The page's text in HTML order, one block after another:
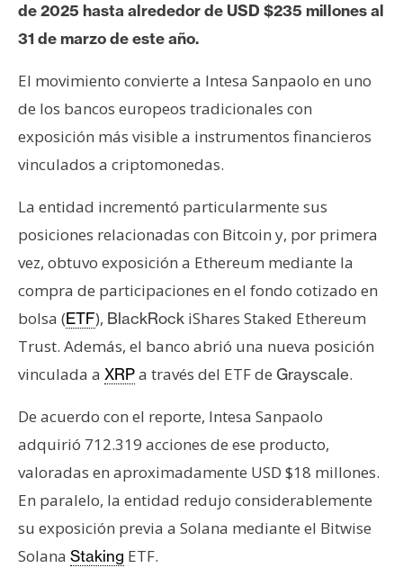
s
o
C
n
a
c
t
o
y
P
u
b
i
c
i
a
d
de 2025 hasta alrededor de USD $235 millones al
31 de marzo de este año.
El movimiento convierte a Intesa Sanpaolo en uno
de los bancos europeos tradicionales con
exposición más visible a instrumentos financieros
vinculados a criptomonedas.
La entidad incrementó particularmente sus
posiciones relacionadas con Bitcoin y, por primera
vez, obtuvo exposición a Ethereum mediante la
compra de participaciones en el fondo cotizado en
bolsa (ETF), BlackRock iShares Staked Ethereum
Trust. Además, el banco abrió una nueva posición
vinculada a XRPa través del ETF de Grayscale.
De acuerdo con el reporte, Intesa Sanpaolo
adquirió 712.319 acciones de ese producto,
valoradas en aproximadamente USD $18 millones.
En paralelo, la entidad redujo considerablemente
su exposición previa a Solana mediante el Bitwise
Solana Staking ETF.